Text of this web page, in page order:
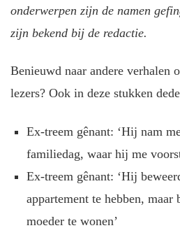
onderwerpen zijn de namen
zijn bekend bij de redactie.
Benieuwd naar andere verhalen
lezers? Ook in deze stukken
Ex-treem gênant: ‘Hij nam
familiedag, waar hij me
Ex-treem gênant: ‘Hij
appartement te hebben,
moeder te wonen’